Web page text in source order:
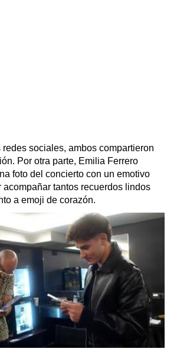
redes sociales, ambos compartieron
Por otra parte, Emilia Ferrero
foto del concierto con un emotivo
acompañar tantos recuerdos lindos
a emoji de corazón.